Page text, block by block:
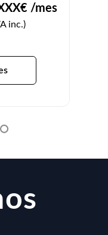
€ /mes
inc.)